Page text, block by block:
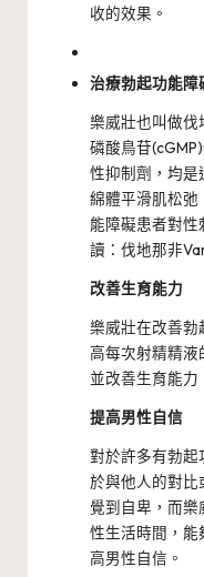
收的效果。
治療勃起功能障
樂威壯也叫做伐
磷酸鳥苷
性抑制劑，均是
綿體平滑肌松弛
能障礙患者對
讀：伐地那非
改善生育能力
樂威壯在改善勃
高每次射精精液
並改善生育能力
提高男性自信
對於許多有勃起
於與他人的對
覺到自卑，而
性生活時間，能
高男性自信。